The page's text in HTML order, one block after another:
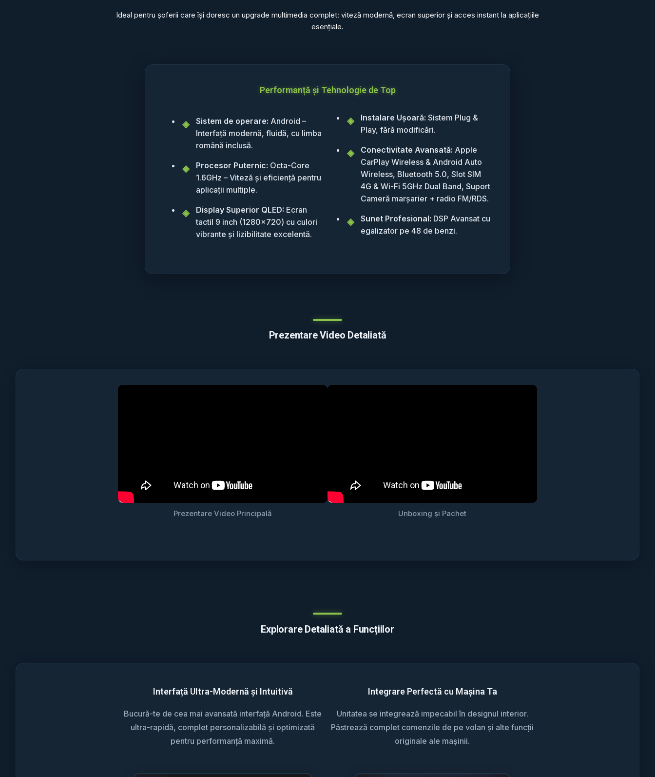
Ideal pentru șoferii care își doresc un upgrade multimedia complet: viteză modernă, ecran superior și acces instant la aplicațiile
esențiale.
Performanță și Tehnologie de Top
Sistem de operare: Android –
Interfață modernă, fluidă, cu limba
română inclusă.
Procesor Puternic: Octa-Core
1.6GHz – Viteză și eficiență pentru
aplicații multiple.
Display Superior QLED: Ecran
tactil 9 inch (1280x720) cu culori
vibrante și lizibilitate excelentă.
Instalare Ușoară: Sistem Plug &
Play, fără modificări.
Conectivitate Avansată: Apple
CarPlay Wireless & Android Auto
Wireless, Bluetooth 5.0, Slot SIM
4G & Wi-Fi 5GHz Dual Band, Suport
Cameră marșarier + radio FM/RDS.
Sunet Profesional: DSP Avansat cu
egalizator pe 48 de benzi.
Prezentare Video Detaliată
Prezentare Video Principală Unboxing și Pachet
Explorare Detaliată a Funcțiilor
Interfață Ultra-Modernă și Intuitivă
Bucură-te de cea mai avansată interfață Android. Este
ultra-rapidă, complet personalizabilă și optimizată
pentru performanță maximă.
Integrare Perfectă cu Mașina Ta
Unitatea se integrează impecabil în designul interior.
Păstrează complet comenzile de pe volan și alte funcții
originale ale mașinii.